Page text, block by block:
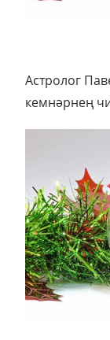
Астролог
кемнәрнең